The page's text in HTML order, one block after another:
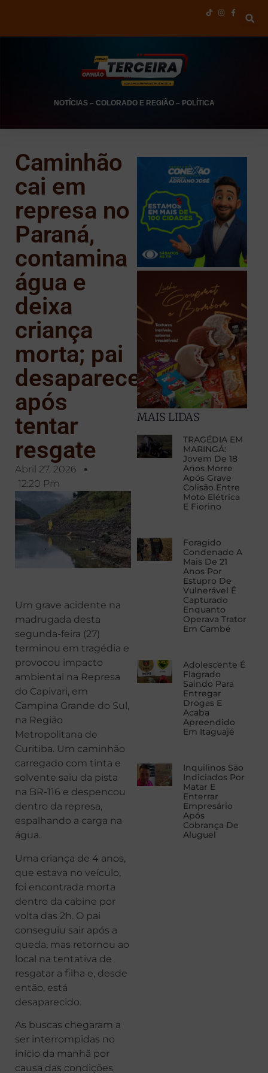
NOTÍCIAS– COLORADO E REGIÃO– POLÍTICA
Caminhão
cai em
represa no
Paraná,
contamina
água e
deixa
criança
morta; pai
desaparece
após
tentar
resgate
Abril 27, 2026
12:20 Pm
Um grave acidente na
madrugada desta
segunda-feira (27)
terminou em tragédia e
provocou impacto
ambiental na Represa
do Capivari, em
Campina Grande do Sul,
na Região
Metropolitana de
Curitiba. Um caminhão
carregado com tinta e
solvente saiu da pista
na BR-116 e despencou
dentro da represa,
espalhando a carga na
água.
Uma criança de 4 anos,
que estava no veículo,
foi encontrada morta
dentro da cabine por
volta das 2h. O pai
conseguiu sair após a
queda, mas retornou ao
local na tentativa de
resgatar a filha e, desde
então, está
desaparecido.
As buscas chegaram a
ser interrompidas no
início da manhã por
causa das condições
MAIS LIDAS
TRAGÉDIA EM
MARINGÁ:
Jovem De 18
Anos Morre
Após Grave
Colisão Entre
Moto Elétrica
E Fiorino
Foragido
Condenado A
Mais De 21
Anos Por
Estupro De
Vulnerável É
Capturado
Enquanto
Operava Trator
Em Cambé
Adolescente É
Flagrado
Saindo Para
Entregar
Drogas E
Acaba
Apreendido
Em Itaguajé
Inquilinos São
Indiciados Por
Matar E
Enterrar
Empresário
Após
Cobrança De
Aluguel